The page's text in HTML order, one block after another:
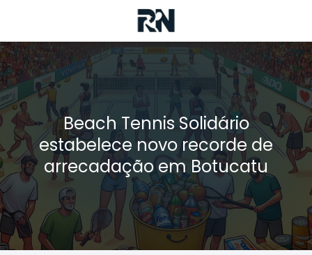
Beach Tennis Solidário
estabelece novo recorde de
arrecadação em Botucatu